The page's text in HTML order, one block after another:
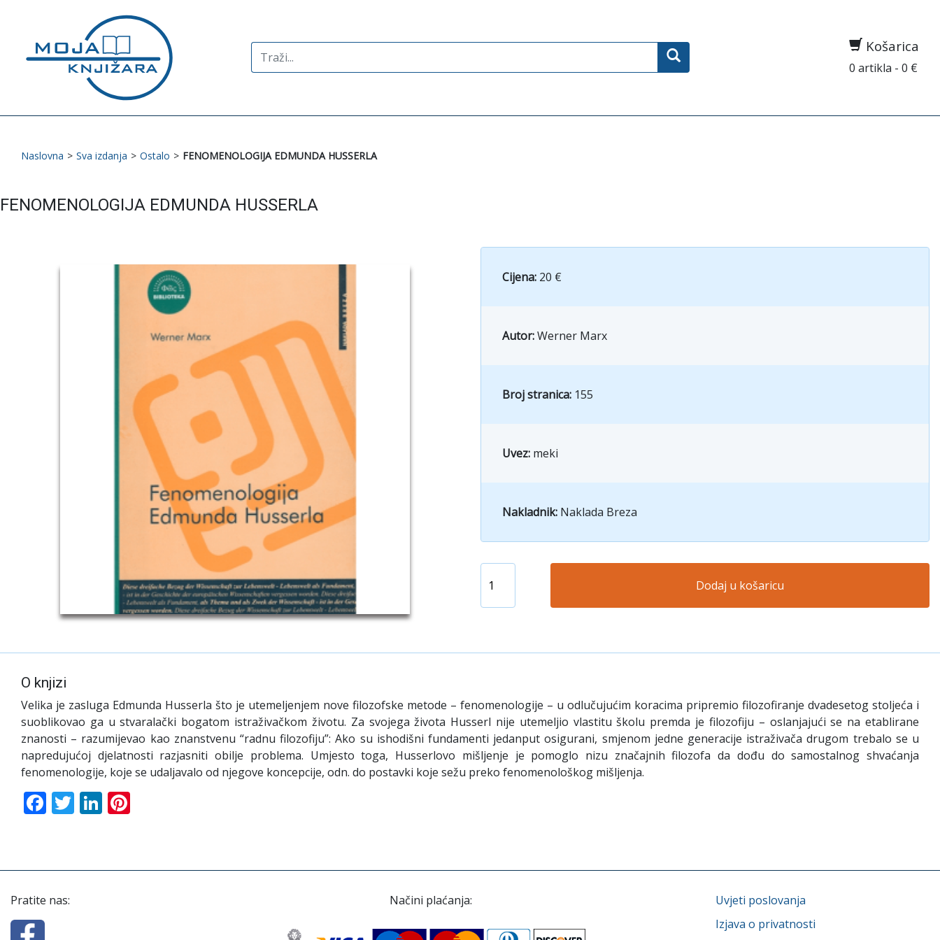
Search
for:
Košarica
0 artikla - 0 €
Naslovna > Sva izdanja > Ostalo > FENOMENOLOGIJA EDMUNDA HUSSERLA
FENOMENOLOGIJA EDMUNDA HUSSERLA
Cijena: 20 €
Autor:Werner Marx
Broj stranica: 155
Uvez: meki
Nakladnik: Naklada Breza
Dodaj u košaricu
O knjizi
Velika je zasluga Edmunda Husserla što je utemeljenjem nove filozofske metode – fenomenologije – u odlučujućim koracima pripremio filozofiranje dvadesetog stoljeća i
suoblikovao ga u stvaralački bogatom istraživačkom životu. Za svojega života Husserl nije utemeljio vlastitu školu premda je filozofiju – oslanjajući se na etablirane
znanosti – razumijevao kao znanstvenu “radnu filozofiju”: Ako su ishodišni fundamenti jedanput osigurani, smjenom jedne generacije istraživača drugom trebalo se u
napredujućoj djelatnosti razjasniti obilje problema. Umjesto toga, Husserlovo mišljenje je pomoglo nizu značajnih filozofa da dođu do samostalnog shvaćanja
fenomenologije, koje se udaljavalo od njegove koncepcije, odn. do postavki koje sežu preko fenomenološkog mišljenja.
Facebook
TwitterLinkedIn
Pratite nas: Načini plaćanja:
Uvjeti poslovanja
Izjava o privatnosti